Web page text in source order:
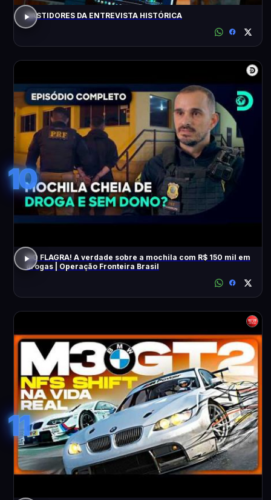
BASTIDORES DA ENTREVISTA HISTÓRICA
10
NO FLAGRA! A verdade sobre a mochila com R$ 150 mil em
drogas | Operação Fronteira Brasil
11